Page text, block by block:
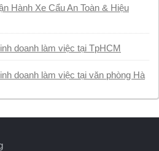
Hành Xe Cẩu An Toàn & Hiệu
doanh làm việc tại TpHCM
doanh làm việc tại văn phòng Hà